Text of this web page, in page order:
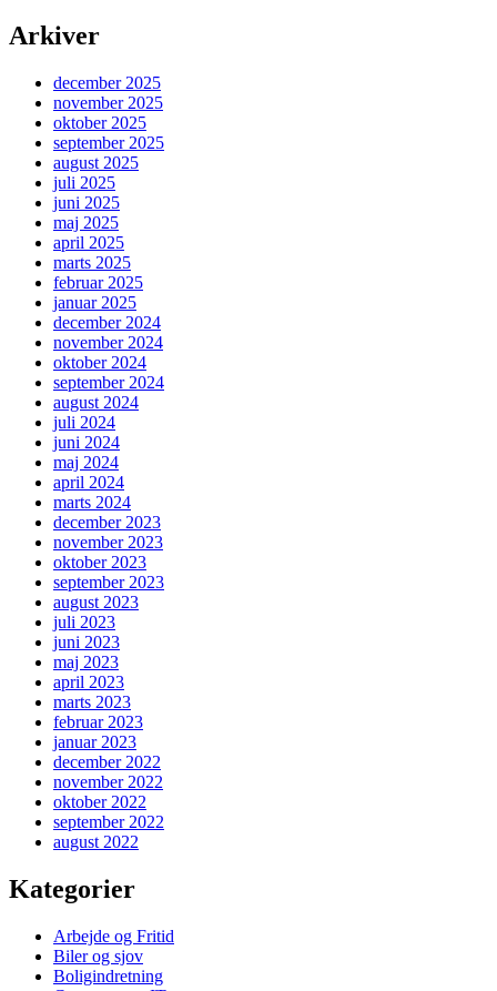
Arkiver
december 2025
november 2025
oktober 2025
september 2025
august 2025
juli 2025
juni 2025
maj 2025
april 2025
marts 2025
februar 2025
januar 2025
december 2024
november 2024
oktober 2024
september 2024
august 2024
juli 2024
juni 2024
maj 2024
april 2024
marts 2024
december 2023
november 2023
oktober 2023
september 2023
august 2023
juli 2023
juni 2023
maj 2023
april 2023
marts 2023
februar 2023
januar 2023
december 2022
november 2022
oktober 2022
september 2022
august 2022
Kategorier
Arbejde og Fritid
Biler og sjov
Boligindretning